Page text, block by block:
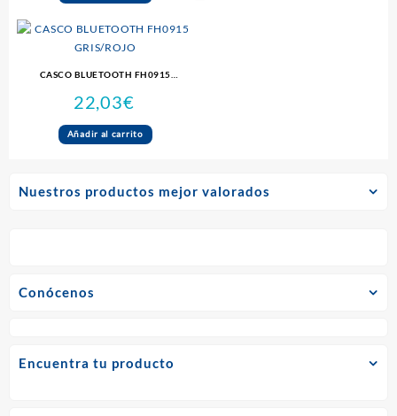
Nuestros productos mejor valorados
CASCO BLUETOOTH FH0915
22,03€
Añadir al carrito
Conócenos
Encuentra tu producto